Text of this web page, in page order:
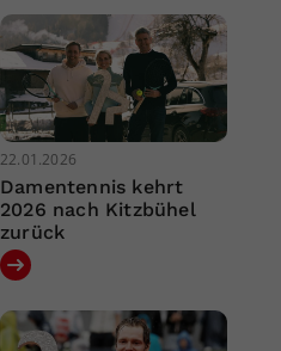
22.01.2026
Damentennis kehrt
2026 nach Kitzbühel
zurück